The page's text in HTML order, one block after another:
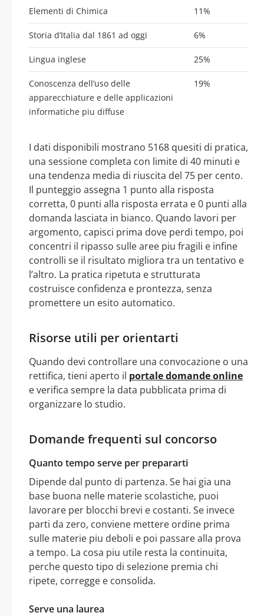
Elementi di Chimica 11%
Storia d’Italia dal 1861 ad oggi 6%
Lingua inglese 25%
Conoscenza dell’uso delle
apparecchiature e delle applicazioni
informatiche piu diffuse
19%
I dati disponibili mostrano 5168 quesiti di pratica,
una sessione completa con limite di 40 minuti e
una tendenza media di riuscita del 75 per cento.
Il punteggio assegna 1 punto alla risposta
corretta, 0 punti alla risposta errata e 0 punti alla
domanda lasciata in bianco. Quando lavori per
argomento, capisci prima dove perdi tempo, poi
concentri il ripasso sulle aree piu fragili e infine
controlli se il risultato migliora tra un tentativo e
l’altro. La pratica ripetuta e strutturata
costruisce confidenza e prontezza, senza
promettere un esito automatico.
Risorse utili per orientarti
Quando devi controllare una convocazione o una
rettifica, tieni aperto il portale domande online
e verifica sempre la data pubblicata prima di
organizzare lo studio.
Domande frequenti sul concorso
Quanto tempo serve per prepararti
Dipende dal punto di partenza. Se hai gia una
base buona nelle materie scolastiche, puoi
lavorare per blocchi brevi e costanti. Se invece
parti da zero, conviene mettere ordine prima
sulle materie piu deboli e poi passare alla prova
a tempo. La cosa piu utile resta la continuita,
perche questo tipo di selezione premia chi
ripete, corregge e consolida.
Serve una laurea